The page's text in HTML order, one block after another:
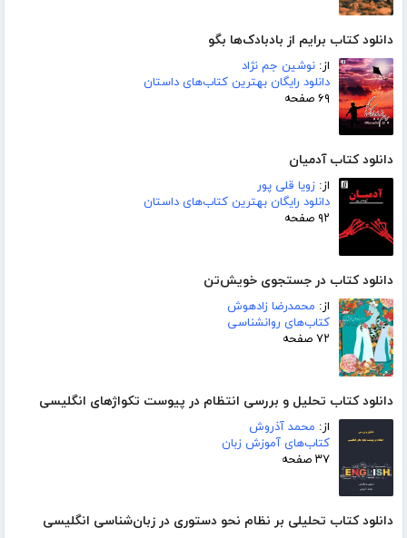
دانلود کتاب برایم از بادبادک‌ها بگو
از: نوشین جم نژاد
دانلود رایگان بهترین کتاب‌های داستان
۶۹ صفحه
دانلود کتاب آدمیان
از: زویا قلی پور
دانلود رایگان بهترین کتاب‌های داستان
۹۲ صفحه
دانلود کتاب در جستجوی خویش‌تن
از: محمدرضا زادهوش
کتاب‌های روانشناسی
۷۲ صفحه
دانلود کتاب تحلیل و بررسی انتظام در پیوست تکواژهای انگلیسی
از: محمد آذروش
کتاب‌های آموزش زبان
۳۷ صفحه
دانلود کتاب تحلیلی بر نظام نحو دستوری در زبان‌شناسی انگلیسی